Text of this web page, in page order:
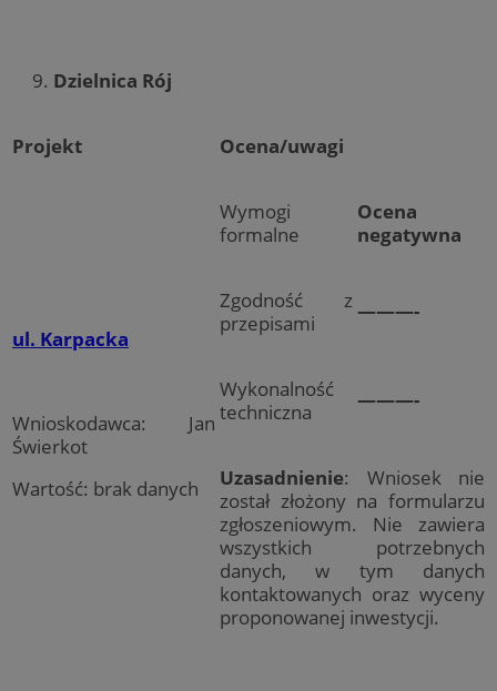
Dzielnica Rój
Projekt Ocena/uwagi
ul. Karpacka
Wnioskodawca: Jan
Świerkot
Wartość: brak danych
Wymogi
formalne
Ocena
negatywna
Zgodność z
przepisami
———-
Wykonalność
techniczna
———-
Uzasadnienie: Wniosek nie
został złożony na formularzu
zgłoszeniowym. Nie zawiera
wszystkich potrzebnych
danych, w tym danych
kontaktowanych oraz wyceny
proponowanej inwestycji.